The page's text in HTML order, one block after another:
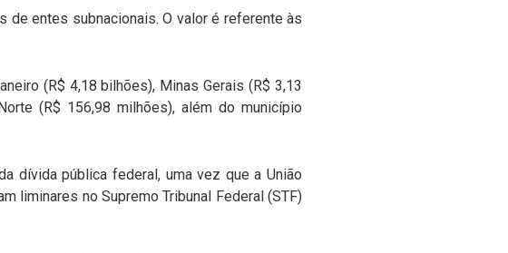
de entes subnacionais. O valor é referente às
(R$ 4,18 bilhões), Minas Gerais (R$ 3,13
(R$ 156,98 milhões), além do município
dívida pública federal, uma vez que a União
liminares no Supremo Tribunal Federal (STF)